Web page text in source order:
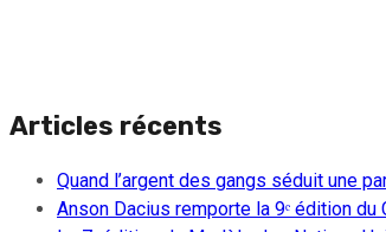
Articles récents
Quand l’argent des gangs séduit une
Anson Dacius remporte la 9ᵉ édition